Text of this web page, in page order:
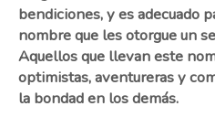
bendiciones, y es adecuado
nombre que les otorgue un
Aquellos que llevan este
optimistas, aventureras y
la bondad en los demás.